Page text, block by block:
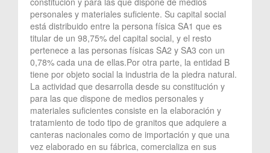
personales y materiales suficiente. Su capital social
está distribuido entre la persona física SA1 que es
titular de un 98,75% del capital social, y el resto
pertenece a las personas físicas SA2 y SA3 con un
0,78% cada una de ellas.Por otra parte, la entidad B
tiene por objeto social la industria de la piedra natural.
La actividad que desarrolla desde su constitución y
para las que dispone de medios personales y
materiales suficientes consiste en la elaboración y
tratamiento de todo tipo de granitos que adquiere a
canteras nacionales como de importación y que una
vez elaborado en su fábrica, comercializa en sus